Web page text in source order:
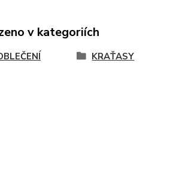
v kategoriích
KRAŤASY